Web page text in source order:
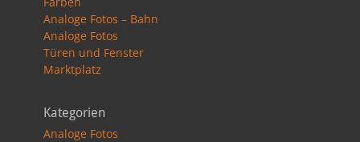
Analoge Fotos – Bahn
Analoge Fotos
Türen und Fenster
Marktplatz
Kategorien
Analoge Fotos